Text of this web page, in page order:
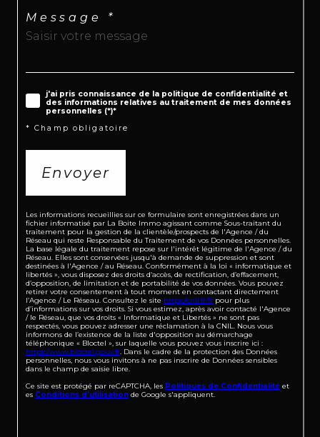
Message *
j'ai pris connaissance de la politique de confidentialité et
des informations relatives au traitement de mes données
personnelles (*)*
* Champ obligatoire
Envoyer
Les informations recueillies sur ce formulaire sont enregistrées dans un
fichier informatisé par La Boite Immo agissant comme Sous-traitant du
traitement pour la gestion de la clientèle/prospects de l'Agence / du
Réseau qui reste Responsable du Traitement de vos Données personnelles.
La base légale du traitement repose sur l'intérêt légitime de l'Agence / du
Réseau. Elles sont conservées jusqu'à demande de suppression et sont
destinées à l'Agence / au Réseau. Conformément à la loi « informatique et
libertés », vous disposez des droits d’accès, de rectification, d’effacement,
d’opposition, de limitation et de portabilité de vos données. Vous pouvez
retirer votre consentement à tout moment en contactant directement
l’Agence / Le Réseau. Consultez le site https://cnil.fr/fr pour plus
d’informations sur vos droits. Si vous estimez, après avoir contacté l'Agence
/ le Réseau, que vos droits « Informatique et Libertés » ne sont pas
respectés, vous pouvez adresser une réclamation à la CNIL. Nous vous
informons de l’existence de la liste d'opposition au démarchage
téléphonique « Bloctel », sur laquelle vous pouvez vous inscrire ici :
https://www.bloctel.gouv.fr . Dans le cadre de la protection des Données
personnelles, nous vous invitons à ne pas inscrire de Données sensibles
dans le champ de saisie libre.
Ce site est protégé par reCAPTCHA, les Politiques de Confidentialité et
es Conditions d'utilisation de Google s'appliquent.